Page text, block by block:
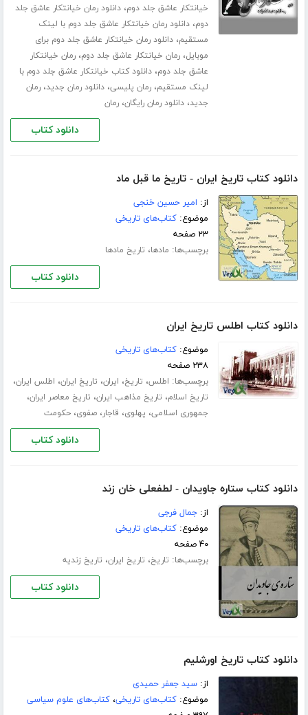
خیانتکار عاشق جلد دوم،دانلود رمان خیانتکار عاشق جلد
دوم،دانلود رمان خیانتکار عاشق جلد دوم با لینک
مستقیم،دانلود رمان خیانتکار عاشق جلد دوم برای
موبایل،رمان خیانتکار عاشق جلد دوم،رمان خیانتکار
عاشق جلد دوم،دانلود کتاب خیانتکار عاشق جلد دوم با
لینک مستقیم،رمان پلیسی،دانلود رمان جدید،رمان
جدید،دانلود رمان رایگان،رمان
دانلود کتاب
دانلود کتاب تاریخ ایران - تاریخ ما قبل ماد
از: امیر حسین خنجی
موضوع:کتاب‌های تاریخی
۲۳ صفحه
برچسب‌ها: مادها، تاریخ مادها
دانلود کتاب
دانلود کتاب اطلس تاریخ ایران
موضوع:کتاب‌های تاریخی
۲۳۸ صفحه
برچسب‌ها: اطلس، تاریخ، ایران، تاریخ ایران، اطلس ایران،
تاریخ اسلام، تاریخ مذاهب ایران، تاریخ معاصر ایران،
جمهوری اسلامی، پهلوی، قاجار،صفوی،حکومت
دانلود کتاب
دانلود کتاب ستاره جاویدان - لطفعلی خان زند
از:جمال فرجی
موضوع:کتاب‌های تاریخی
۴۰ صفحه
برچسب‌ها: تاریخ، تاریخ ایران، تاریخ زندیه
دانلود کتاب
دانلود کتاب تاریخ اورشلیم
از:سید جعفر حمیدی
موضوع:کتاب‌های تاریخی،کتاب‌های علوم سیاسی